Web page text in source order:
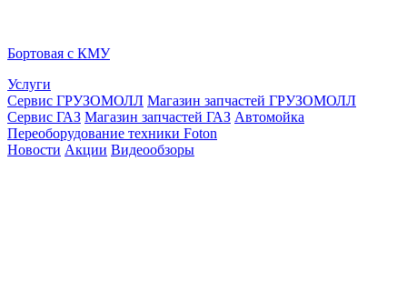
Бортовая с КМУ
Услуги
Сервис ГРУЗОМОЛЛ Магазин запчастей ГРУЗОМОЛЛ
Сервис ГАЗ Магазин запчастей ГАЗ Автомойка
Переоборудование техники Foton
Новости Акции Видеообзоры